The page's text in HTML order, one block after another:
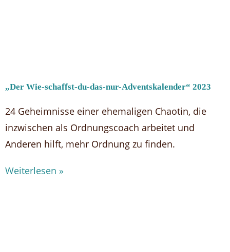
„Der Wie-schaffst-du-das-nur-Adventskalender“ 2023
24 Geheimnisse einer ehemaligen Chaotin, die
inzwischen als Ordnungscoach arbeitet und
Anderen hilft, mehr Ordnung zu finden.
Weiterlesen »